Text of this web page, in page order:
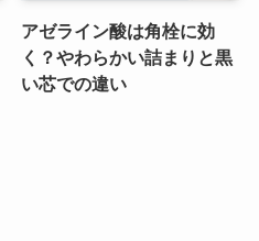
アゼライン酸は角栓に効
く？やわらかい詰まりと黒
い芯での違い